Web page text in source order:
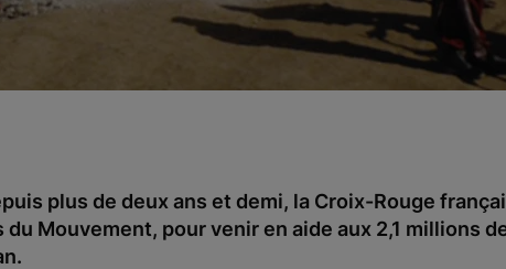
plus de deux ans et demi, la Croix-Rouge
Mouvement, pour venir en aide aux 2,1 millions